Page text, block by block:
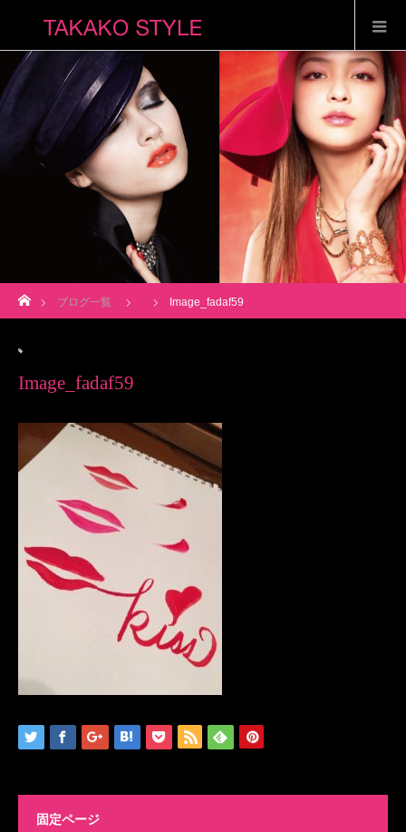
ブログ一覧 Image_fadaf59
Image_fadaf59
固定ページ